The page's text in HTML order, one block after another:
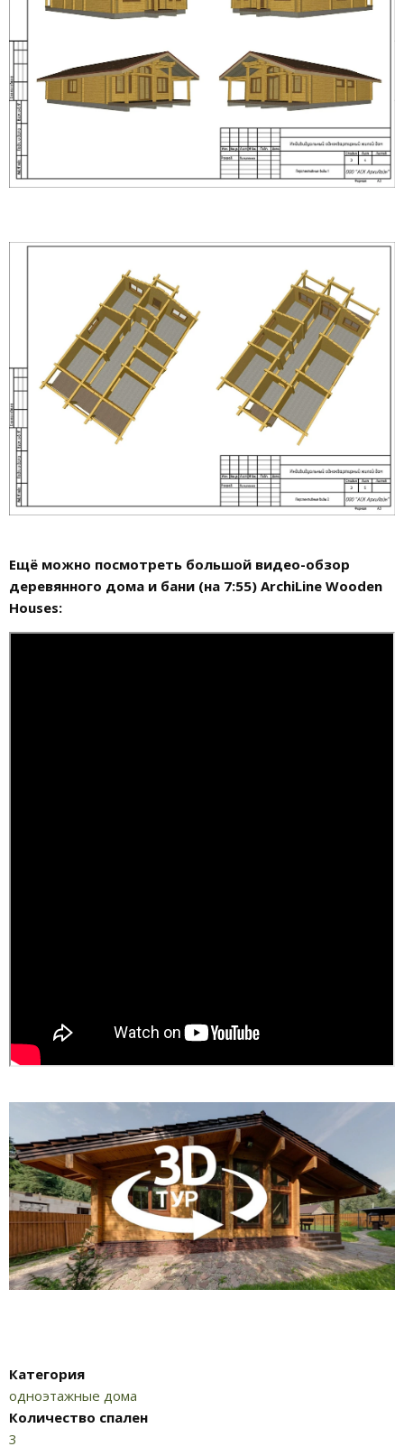
Ещё можно посмотреть большой видео-обзор
деревянного дома и бани (на 7:55) ArchiLine Wooden
Houses:
Категория
одноэтажные дома
Количество спален
3